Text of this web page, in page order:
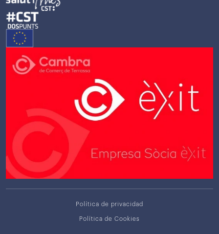
Política de privacidad
Política de Cookies